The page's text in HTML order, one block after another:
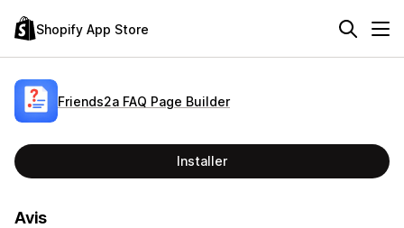
Shopify App Store
Friends2a FAQ Page Builder
Installer
Avis